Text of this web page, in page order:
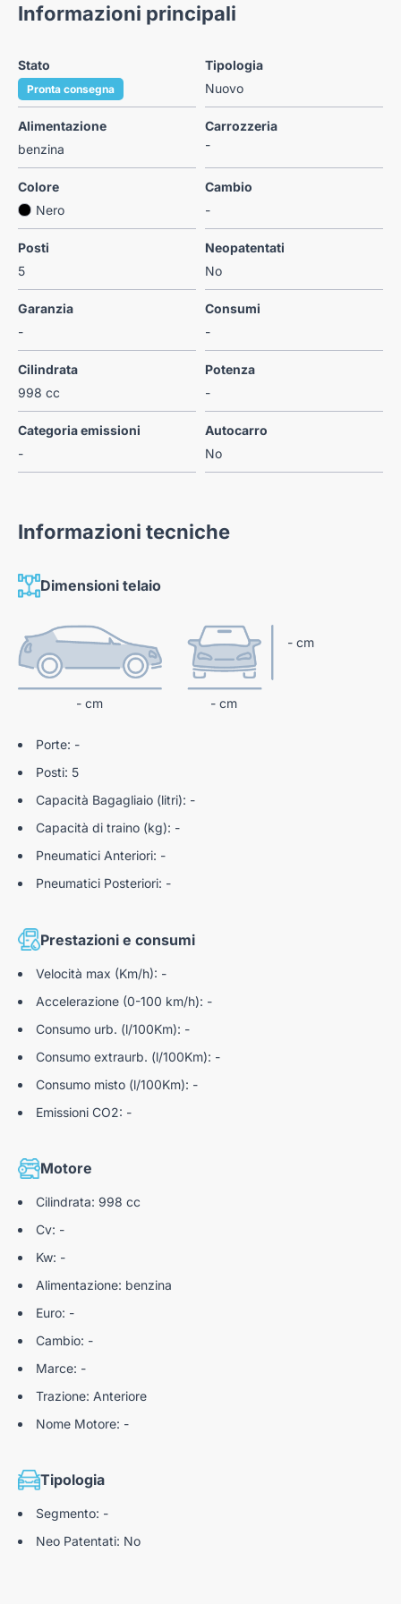
Informazioni principali
Stato
Pronta consegna
Tipologia
Nuovo
Alimentazione
benzina
Carrozzeria
-
Colore
Nero
Cambio
-
Posti
5
Neopatentati
No
Garanzia
-
Consumi
-
Cilindrata
998 cc
Potenza
-
Categoria emissioni
-
Autocarro
No
Informazioni tecniche
Dimensioni telaio
- cm - cm
- cm
Porte: -
Posti: 5
Capacità Bagagliaio (litri): -
Capacità di traino (kg): -
Pneumatici Anteriori: -
Pneumatici Posteriori: -
Prestazioni e consumi
Velocità max (Km/h): -
Accelerazione (0-100 km/h): -
Consumo urb. (l/100Km): -
Consumo extraurb. (l/100Km): -
Consumo misto (l/100Km): -
Emissioni CO2: -
Motore
Cilindrata: 998 cc
Cv: -
Kw: -
Alimentazione: benzina
Euro: -
Cambio: -
Marce: -
Trazione: Anteriore
Nome Motore: -
Tipologia
Segmento: -
Neo Patentati: No